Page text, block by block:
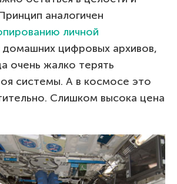
аналогичен
личной
домашних цифровых архивов,
очень жалко терять
системы. А в космосе это
Слишком высока цена